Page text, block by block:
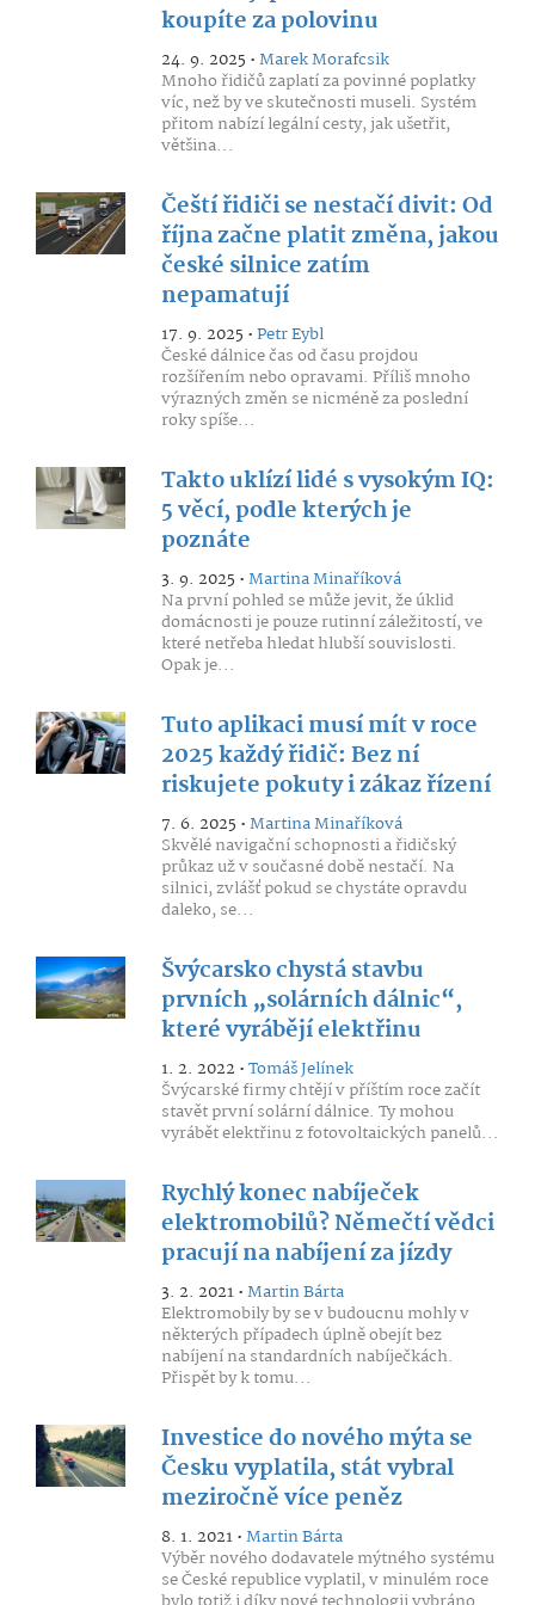
koupíte za polovinu
24. 9. 2025 •Marek Morafcsik
Mnoho řidičů zaplatí za povinné poplatky
víc, než by ve skutečnosti museli. Systém
přitom nabízí legální cesty, jak ušetřit,
většina...
Čeští řidiči se nestačí divit: Od
října začne platit změna, jakou
české silnice zatím
nepamatují
17. 9. 2025 •Petr Eybl
České dálnice čas od času projdou
rozšířením nebo opravami. Příliš mnoho
výrazných změn se nicméně za poslední
roky spíše...
Takto uklízí lidé s vysokým IQ:
5 věcí, podle kterých je
poznáte
3. 9. 2025 •Martina Minaříková
Na první pohled se může jevit, že úklid
domácnosti je pouze rutinní záležitostí, ve
které netřeba hledat hlubší souvislosti.
Opak je...
Tuto aplikaci musí mít v roce
2025 každý řidič: Bez ní
riskujete pokuty i zákaz řízení
7. 6. 2025 •Martina Minaříková
Skvělé navigační schopnosti a řidičský
průkaz už v současné době nestačí. Na
silnici, zvlášť pokud se chystáte opravdu
daleko, se...
Švýcarsko chystá stavbu
prvních „solárních dálnic“,
které vyrábějí elektřinu
1. 2. 2022 •Tomáš Jelínek
Švýcarské firmy chtějí v příštím roce začít
stavět první solární dálnice. Ty mohou
vyrábět elektřinu z fotovoltaických panelů...
Rychlý konec nabíječek
elektromobilů? Němečtí vědci
pracují na nabíjení za jízdy
3. 2. 2021 •Martin Bárta
Elektromobily by se v budoucnu mohly v
některých případech úplně obejít bez
nabíjení na standardních nabíječkách.
Přispět by k tomu...
Investice do nového mýta se
Česku vyplatila, stát vybral
meziročně více peněz
8. 1. 2021 •Martin Bárta
Výběr nového dodavatele mýtného systému
se České republice vyplatil, v minulém roce